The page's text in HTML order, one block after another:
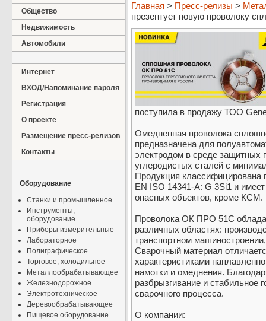
Общество
Недвижимость
Автомобили
Интернет
ВХОД/Напоминание пароля
Регистрация
О проекте
Размещение пресс-релизов
Контакты
Оборудование
Станки и промышленное
Инструменты,
оборудование
Приборы измерительные
Лабораторное
Полиграфическое
Торговое, холодильное
Металлообрабатывающее
Железнодорожное
Электротехническое
Деревообрабатывающее
Пищевое оборудование
Главная > Пресс-релизы >
презентует новую проволоку
поступила в продажу ТОО
Омедненная проволока
предназначена для
электродом в среде защитных
углеродистых сталей с
Продукция классифицирована
EN ISO 14341-A: G 3Si1 и
опасных объектов, кроме КСМ.
Проволока ОК ПРО 51С
различных областях:
транспортном
Сварочный материал
характеристиками
намотки и омеднения.
разбрызгивание и стабильное
сварочного процесса.
О компании: